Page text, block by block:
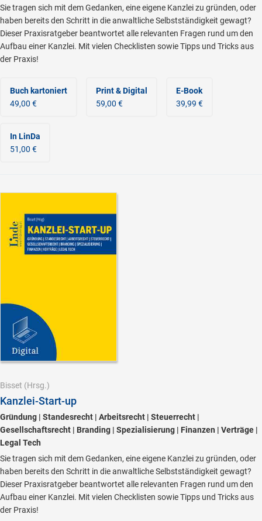
Sie tragen sich mit dem Gedanken, eine eigene Kanzlei zu gründen, oder
haben bereits den Schritt in die anwaltliche Selbstständigkeit gewagt?
Dieser Praxisratgeber beantwortet alle relevanten Fragen rund um den
Aufbau einer Kanzlei. Mit vielen Checklisten sowie Tipps und Tricks aus
der Praxis!
Buch kartoniert
49,00 €
Print & Digital
59,00 €
E-Book
39,99 €
In LinDa
51,00 €
Bisset (Hrsg.)
Kanzlei-Start-up
Gründung | Standesrecht | Arbeitsrecht | Steuerrecht |
Gesellschaftsrecht | Branding | Spezialisierung | Finanzen | Verträge |
Legal Tech
Sie tragen sich mit dem Gedanken, eine eigene Kanzlei zu gründen, oder
haben bereits den Schritt in die anwaltliche Selbstständigkeit gewagt?
Dieser Praxisratgeber beantwortet alle relevanten Fragen rund um den
Aufbau einer Kanzlei. Mit vielen Checklisten sowie Tipps und Tricks aus
der Praxis!